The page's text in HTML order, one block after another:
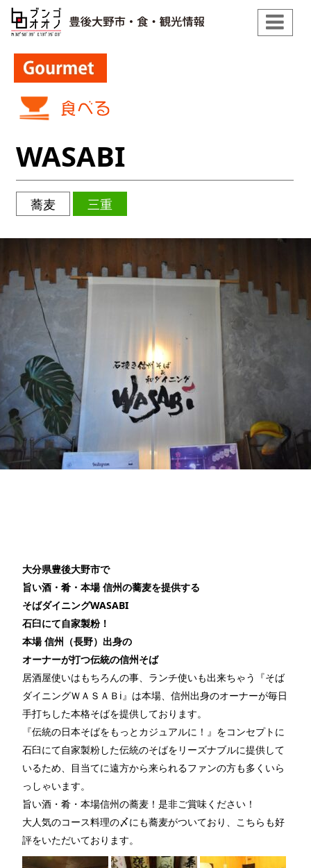
WASABI
蕎麦 三重
大分県豊後大野市で
旨い酒・肴・本場 信州の蕎麦を提供する
そばダイニングWASABI
石臼にて自家製粉！
本場 信州（長野）出身の
オーナーが打つ伝統の信州そば
居酒屋使いはもちろんの事、ランチ使いも出来ちゃう『そば
ダイニングＷＡＳＡＢi』は本場、信州出身のオーナーが毎日
手打ちした本格そばを提供しております。
『伝統の日本そばをもっとカジュアルに！』をコンセプトに
石臼にて自家製粉した伝統のそばをリーズナブルに提供して
いるため、目当てに遠方から来られるファンの方も多くいら
っしゃいます。
旨い酒・肴・本場信州の蕎麦！是非ご賞味ください！
大人気のコース料理の〆にも蕎麦がついており、こちらも好
評をいただいております。